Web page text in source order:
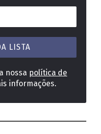
nossa política de
informações.